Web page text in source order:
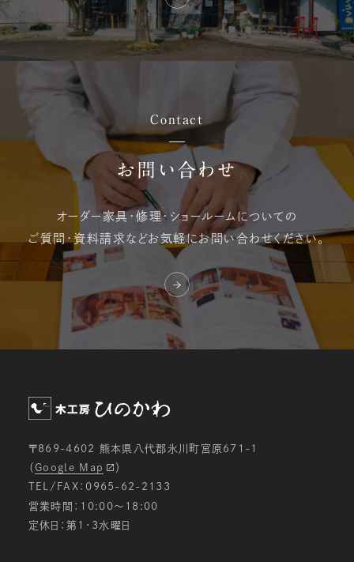
Contact
お問い合わせ
オーダー家具・修理・ ショールームについての
ご質問・資料請求などお気軽にお問い合わせください。
〒869-4602 熊本県八代郡氷川町宮原671-1
（ Google Map
）
TEL/FAX：0965-62-2133
営業時間：10:00〜18:00
定休日：第1・3水曜日